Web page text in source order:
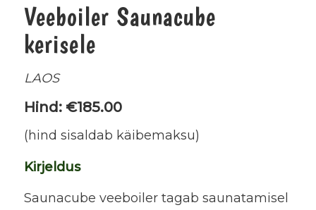
Veeboiler Saunacube
kerisele
LAOS
Hind: €185.00
(hind sisaldab käibemaksu)
Kirjeldus
Saunacube veeboiler tagab saunatamisel